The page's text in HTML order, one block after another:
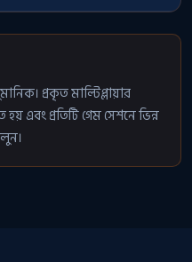
প্রকৃত মাল্টিপ্লায়ার
হয় এবং প্রতিটি গেম সেশনে ভিন্ন